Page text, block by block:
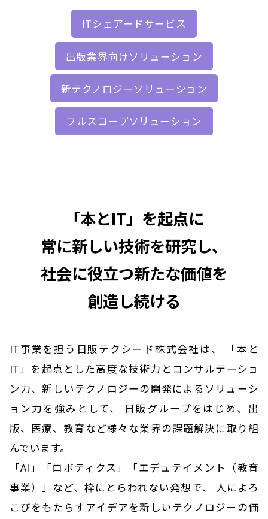
ITシェアードサービス
出版業界向けソリューション
新テクノロジーソリューション
フルスコープソリューション
「本とIT」を起点に
常に新しい技術を研究し、
社会に役立つ新たな価値を
創造し続ける
IT事業を担う日販テクシード株式会社は、
「本と
IT」を起点とした高度な技術力とコンサルテーショ
ン力、新しいテクノロジーの開発によるソリューシ
ョン力を強みとして、
日販グループをはじめ、出
版、医療、教育など様々な業界の課題解決に取り組
んでいます。
「AI」「ロボティクス」「エデュテイメント（教育
事業）」など、枠にとらわれない発想で、
人によろ
こびをもたらすアイデアを新しいテクノロジーの価